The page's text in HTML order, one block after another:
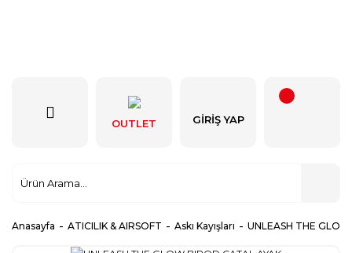
OUTLET GIRIŞ YAP
Anasayfa ATICILIK & AIRSOFT Askı Kayışları UNLEASH THE